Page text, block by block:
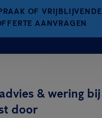
OF VRIJBLIJVENDE
AANVRAGEN
& wering bij
door